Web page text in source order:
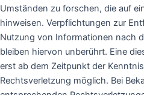
Umständen zu forschen, die auf
hinweisen. Verpflichtungen zur
Nutzung von Informationen nach
bleiben hiervon unberührt. Eine
erst ab dem Zeitpunkt der
Rechtsverletzung möglich. Bei